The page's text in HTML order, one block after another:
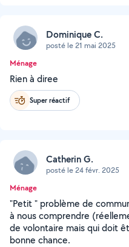
Dominique C.
posté le 21 mai 2025
Ménage
Rien à diree
Super réactif
Catherin G.
posté le 24 févr. 2025
Ménage
"Petit " problème de
à nous comprendre
de volontaire mais qui doit
bonne chance.